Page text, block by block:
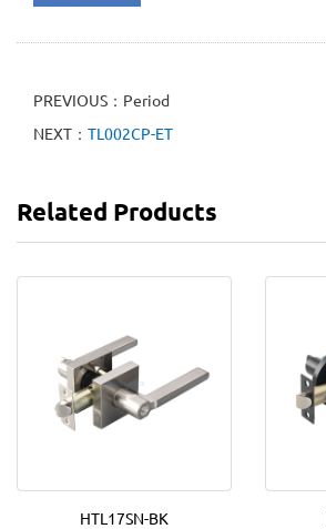
PREVIOUS：Period
NEXT： TL002CP-ET
Related Products
HTL17SN-BK